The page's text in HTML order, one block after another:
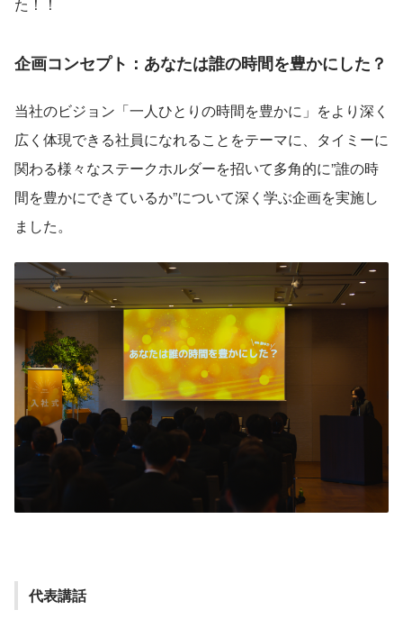
た！！
企画コンセプト：あなたは誰の時間を豊かにした？
当社のビジョン「一人ひとりの時間を豊かに」をより深く
広く体現できる社員になれることをテーマに、タイミーに
関わる様々なステークホルダーを招いて多角的に”誰の時
間を豊かにできているか”について深く学ぶ企画を実施し
ました。
代表講話